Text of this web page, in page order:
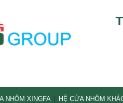
NHÔM XINGFA HỆ CỬA NHÔM